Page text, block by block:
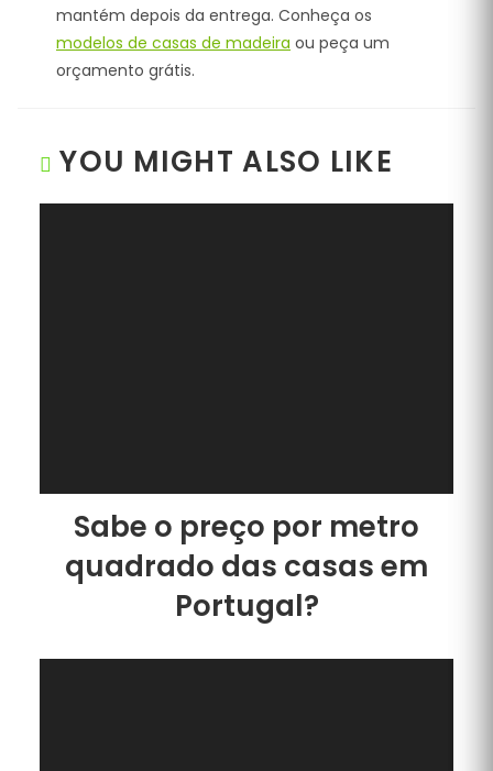
mantém depois da entrega. Conheça os
modelos de casas de madeira ou peça um
orçamento grátis.
YOU MIGHT ALSO LIKE
Sabe o preço por metro
quadrado das casas em
Portugal?